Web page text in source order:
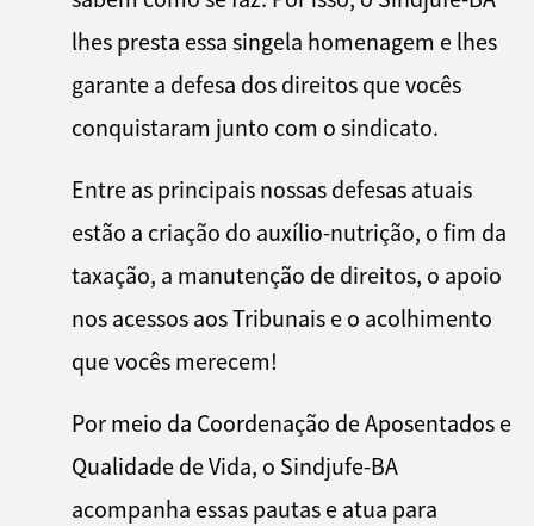
lhes presta essa singela homenagem e lhes
garante a defesa dos direitos que vocês
conquistaram junto com o sindicato.
Entre as principais nossas defesas atuais
estão a criação do auxílio-nutrição, o fim da
taxação, a manutenção de direitos, o apoio
nos acessos aos Tribunais e o acolhimento
que vocês merecem!
Por meio da Coordenação de Aposentados e
Qualidade de Vida, o Sindjufe-BA
acompanha essas pautas e atua para